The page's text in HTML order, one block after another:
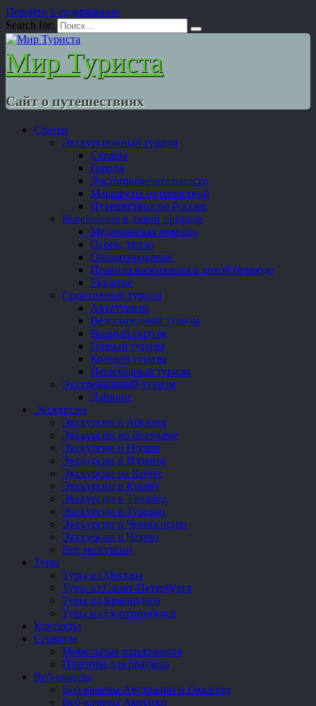
Перейти к содержанию
Search for:
Мир Туриста
Сайт о путешествиях
Статьи
Экскурсионный туризм
Страны
Города
Достопримечательности
Маршруты путешествий
Путешествия по России
Выживание в дикой природе
Медицинская помощь
Огонь, тепло
Ориентирование
Правила выживания в дикой природе
Укрытие
Спортивный туризм
Автотуризм
Велосипедный туризм
Водный туризм
Горный туризм
Конный туризм
Пешеходный туризм
Экстремальный туризм
Дайвинг
Экскурсии
Экскурсии в Абхазии
Экскурсии во Вьетнаме
Экскурсии в Грузии
Экскурсии в Израиле
Экскурсии на Кипре
Экскурсии в Крыму
Экскурсии в Таиланд
Экскурсии в Турцию
Экскурсии в Черногорию
Экскурсии в Чехию
Все экскурсии
Туры
Туры из Москвы
Туры из Санкт-Петербурга
Туры из Краснодара
Туры из Екатеринбурга
Контакты
Сервисы
Мобильные приложения
Плагины для браузера
Веб-камеры
Веб-камеры Австралии и Океании
Веб-камеры Америки